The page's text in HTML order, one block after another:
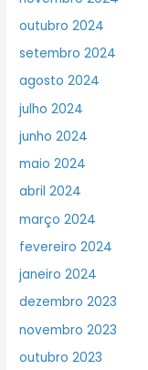
outubro 2024
setembro 2024
agosto 2024
julho 2024
junho 2024
maio 2024
abril 2024
março 2024
fevereiro 2024
janeiro 2024
dezembro 2023
novembro 2023
outubro 2023